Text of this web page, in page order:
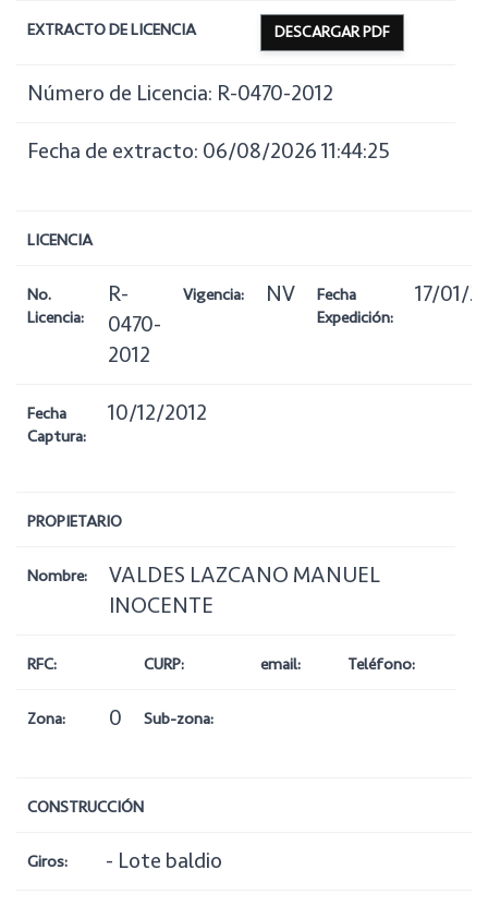
EXTRACTO DE LICENCIA DESCARGAR PDF
Número de Licencia: R-0470-2012
Fecha de extracto: 06/08/2026 11:44:25
LICENCIA
No.
Licencia:
R-
0470-
2012
Vigencia: NV
Fecha
Expedición:
17/01/
Fecha
Captura:
10/12/2012
PROPIETARIO
Nombre:
VALDES LAZCANO MANUEL
INOCENTE
RFC: CURP: email: Teléfono:
Zona: 0 Sub-zona:
CONSTRUCCIÓN
Giros: - Lote baldio